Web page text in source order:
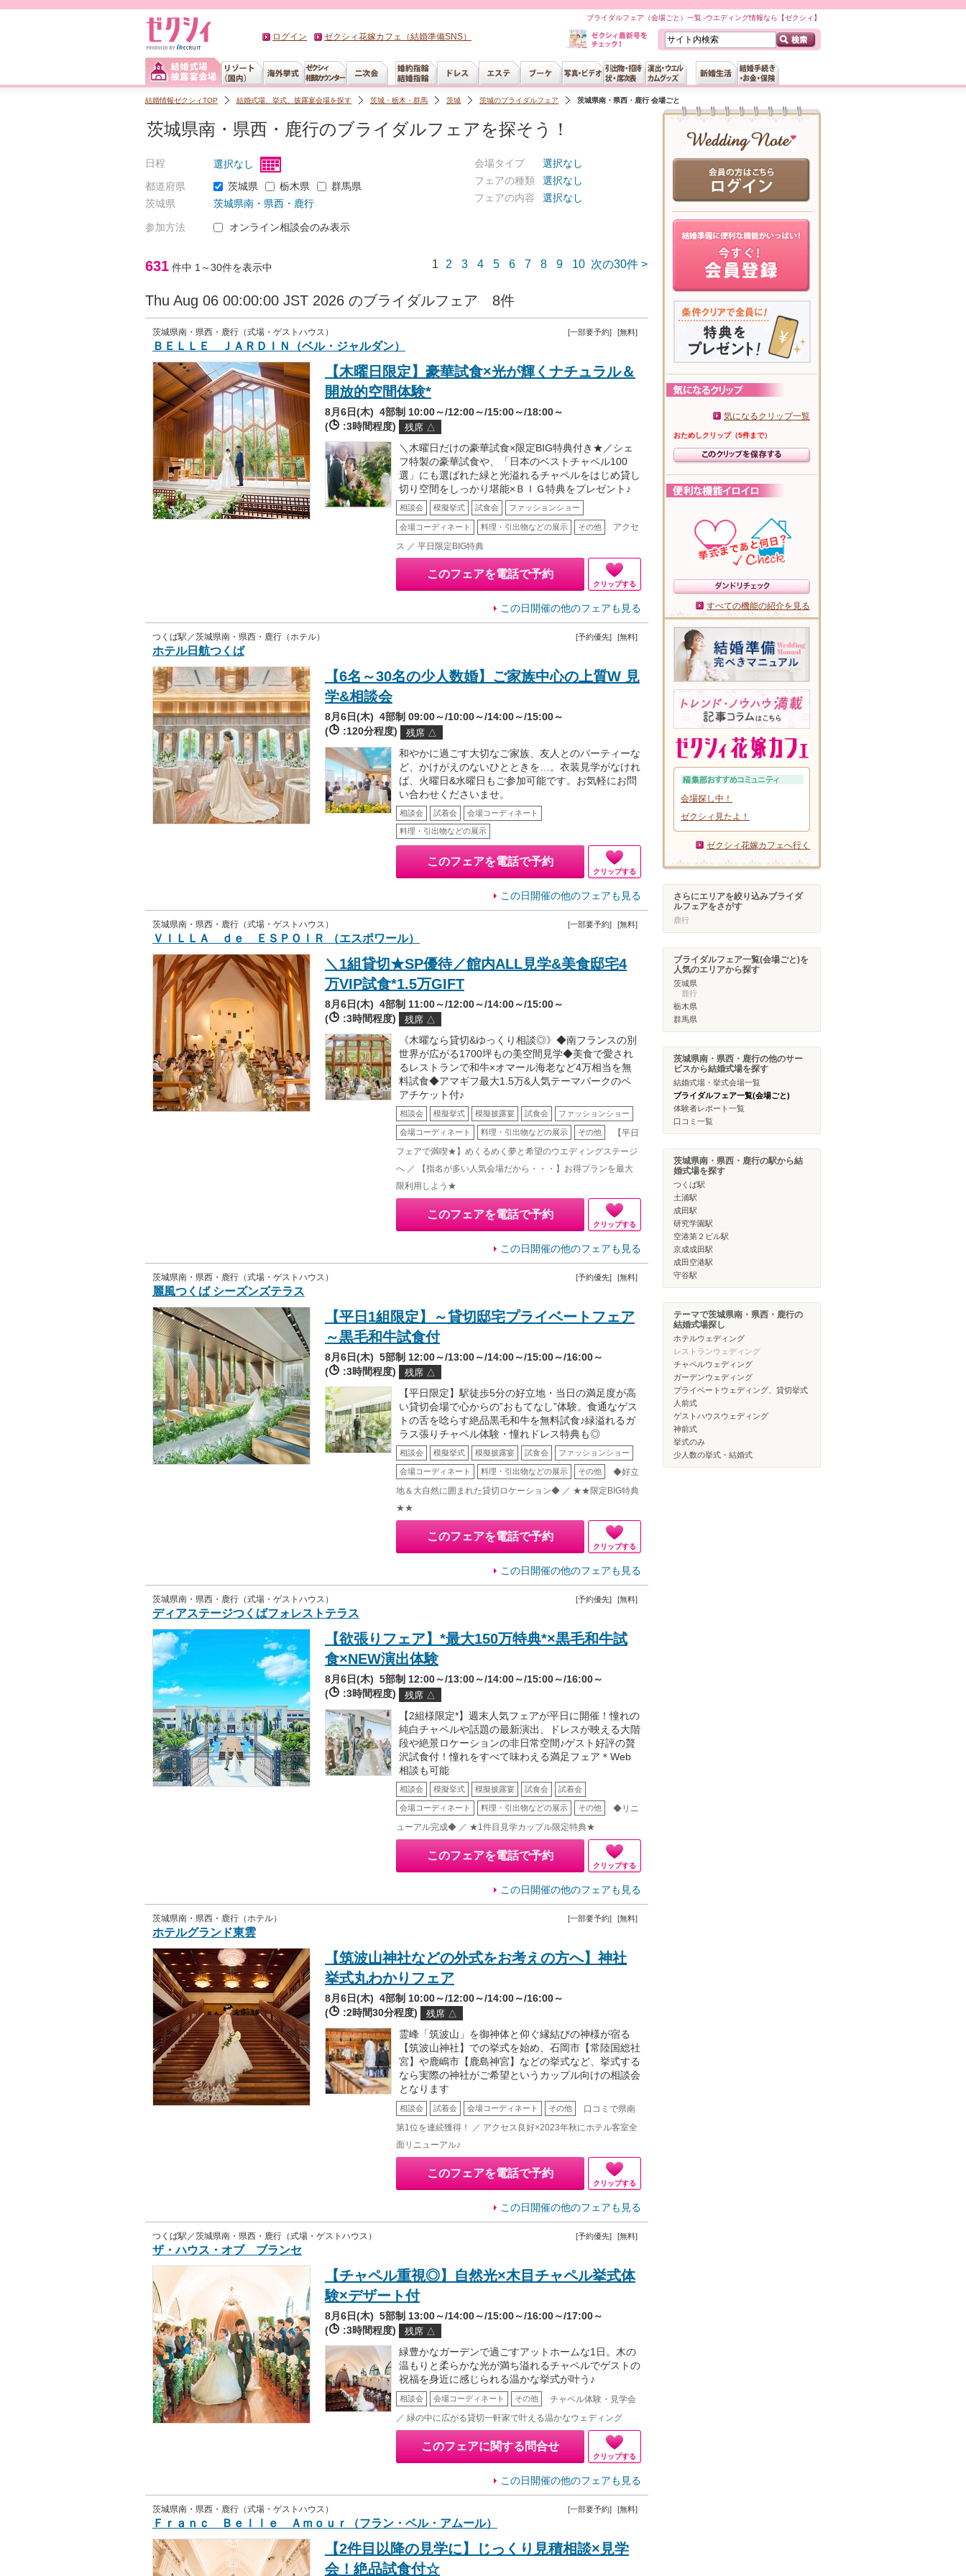
ブライダルフェア（会場ごと）一覧 -ウエディング情報なら【ゼクシィ】
ログイン ゼクシィ花嫁カフェ（結婚準備SNS）
結婚情報ゼクシィTOP 結婚式場、挙式、披露宴会場を探す 茨城・栃木・群馬 茨城 茨城のブライダルフェア 茨城県南・県西・鹿行 会場ごと
茨城県南・県西・鹿行のブライダルフェアを探そう！
日程
選択なし
都道府県
茨城県 栃木県
群馬県
茨城県
茨城県南・県西・鹿行
参加方法 オンライン相談会のみ表示
会場タイプ
選択なし
フェアの種類
選択なし
フェアの内容
選択なし
631 件中 1～30件を表示中 1 2 3 4 5 6 7 8 9 10 次の30件 >
Thu Aug 06 00:00:00 JST 2026 のブライダルフェア 8件
茨城県南・県西・鹿行（式場・ゲストハウス） [一部要予約] [無料]
ＢＥＬＬＥ ＪＡＲＤＩＮ（ベル・ジャルダン）
【木曜日限定】豪華試食×光が輝くナチュラル＆
開放的空間体験*
8月6日(木) 4部制 10:00～/12:00～/15:00～/18:00～
(
:3時間程度) 残席 △
＼木曜日だけの豪華試食×限定BIG特典付き★／シェ
フ特製の豪華試食や、「日本のベストチャペル100
選」にも選ばれた緑と光溢れるチャペルをはじめ貸し
切り空間をしっかり堪能×ＢＩＧ特典をプレゼント♪
相談会 模擬挙式 試食会 ファッションショー
会場コーディネート 料理・引出物などの展示 その他
アクセ
ス ／ 平日限定BIG特典
クリップする
このフェアを電話で予約
この日開催の他のフェアも見る
つくば駅／茨城県南・県西・鹿行（ホテル） [予約優先] [無料]
ホテル日航つくば
【6名～30名の少人数婚】ご家族中心の上質W 見
学&相談会
8月6日(木) 4部制 09:00～/10:00～/14:00～/15:00～
(
:120分程度) 残席 △
和やかに過ごす大切なご家族、友人とのパーティーな
ど、かけがえのないひとときを…。衣装見学がなけれ
ば、火曜日&水曜日もご参加可能です。お気軽にお問
い合わせくださいませ。
相談会 試着会 会場コーディネート
料理・引出物などの展示
クリップする
このフェアを電話で予約
この日開催の他のフェアも見る
茨城県南・県西・鹿行（式場・ゲストハウス） [一部要予約] [無料]
ＶＩＬＬＡ ｄｅ ＥＳＰＯＩＲ （エスポワール）
＼1組貸切★SP優待／館内ALL見学&美食邸宅4
万VIP試食*1.5万GIFT
8月6日(木) 4部制 11:00～/12:00～/14:00～/15:00～
(
:3時間程度) 残席 △
《木曜なら貸切&ゆっくり相談◎》◆南フランスの別
世界が広がる1700坪もの美空間見学◆美食で愛され
るレストランで和牛×オマール海老など4万相当を無
料試食◆アマギフ最大1.5万&人気テーマパークのペ
アチケット付♪
相談会 模擬挙式 模擬披露宴 試食会 ファッションショー
会場コーディネート 料理・引出物などの展示 その他
【平日
フェアで満喫★】めくるめく夢と希望のウエディングステージ
へ ／ 【指名が多い人気会場だから・・・】お得プランを最大
限利用しよう★
クリップする
このフェアを電話で予約
この日開催の他のフェアも見る
茨城県南・県西・鹿行（式場・ゲストハウス） [予約優先] [無料]
麗風つくば シーズンズテラス
【平日1組限定】～貸切邸宅プライベートフェア
～黒毛和牛試食付
8月6日(木) 5部制 12:00～/13:00～/14:00～/15:00～/16:00～
(
:3時間程度) 残席 △
【平日限定】駅徒歩5分の好立地・当日の満足度が高
い貸切会場で心からの”おもてなし”体験。食通なゲス
トの舌を唸らす絶品黒毛和牛を無料試食♪緑溢れるガ
ラス張りチャペル体験・憧れドレス特典も◎
相談会 模擬挙式 模擬披露宴 試食会 ファッションショー
会場コーディネート 料理・引出物などの展示 その他
◆好立
地＆大自然に囲まれた貸切ロケーション◆ ／ ★★限定BIG特典
★★
クリップする
このフェアを電話で予約
この日開催の他のフェアも見る
茨城県南・県西・鹿行（式場・ゲストハウス） [予約優先] [無料]
ディアステージつくばフォレストテラス
【欲張りフェア】*最大150万特典*×黒毛和牛試
食×NEW演出体験
8月6日(木) 5部制 12:00～/13:00～/14:00～/15:00～/16:00～
(
:3時間程度) 残席 △
【2組様限定*】週末人気フェアが平日に開催！憧れの
純白チャペルや話題の最新演出、ドレスが映える大階
段や絶景ロケーションの非日常空間♪ゲスト好評の贅
沢試食付！憧れをすべて味わえる満足フェア＊Web
相談も可能
相談会 模擬挙式 模擬披露宴 試食会 試着会
会場コーディネート 料理・引出物などの展示 その他
◆リニ
ューアル完成◆ ／ ★1件目見学カップル限定特典★
クリップする
このフェアを電話で予約
この日開催の他のフェアも見る
茨城県南・県西・鹿行（ホテル） [一部要予約] [無料]
ホテルグランド東雲
【筑波山神社などの外式をお考えの方へ】神社
挙式丸わかりフェア
8月6日(木) 4部制 10:00～/12:00～/14:00～/16:00～
(
:2時間30分程度) 残席 △
霊峰「筑波山」を御神体と仰ぐ縁結びの神様が宿る
【筑波山神社】での挙式を始め、石岡市【常陸国総社
宮】や鹿嶋市【鹿島神宮】などの挙式など、挙式する
なら実際の神社がご希望というカップル向けの相談会
となります
相談会 試着会 会場コーディネート その他
口コミで県南
第1位を連続獲得！ ／ アクセス良好×2023年秋にホテル客室全
面リニューアル♪
クリップする
このフェアを電話で予約
この日開催の他のフェアも見る
つくば駅／茨城県南・県西・鹿行（式場・ゲストハウス） [予約優先] [無料]
ザ・ハウス・オブ ブランセ
【チャペル重視◎】自然光×木目チャペル挙式体
験×デザート付
8月6日(木) 5部制 13:00～/14:00～/15:00～/16:00～/17:00～
(
:3時間程度) 残席 △
緑豊かなガーデンで過ごすアットホームな1日。木の
温もりと柔らかな光が満ち溢れるチャペルでゲストの
祝福を身近に感じられる温かな挙式が叶う♪
相談会 会場コーディネート その他
チャペル体験・見学会
／ 緑の中に広がる貸切一軒家で叶える温かなウェディング
クリップする
このフェアに関する問合せ
この日開催の他のフェアも見る
茨城県南・県西・鹿行（式場・ゲストハウス） [一部要予約] [無料]
Ｆｒａｎｃ Ｂｅｌｌｅ Ａｍｏｕｒ（フラン・ベル・アムール）
【2件目以降の見学に】じっくり見積相談×見学
会！絶品試食付☆
気になるクリップ一覧
おためしクリップ（5件まで）
すべての機能の紹介を見る
会場探し中！
ゼクシィ見たよ！
ゼクシィ花嫁カフェへ行く
さらにエリアを絞り込みブライダ
ルフェアをさがす
鹿行
ブライダルフェア一覧(会場ごと)を
人気のエリアから探す
茨城県
鹿行
栃木県
群馬県
茨城県南・県西・鹿行の他のサー
ビスから結婚式場を探す
結婚式場・挙式会場一覧
ブライダルフェア一覧(会場ごと)
体験者レポート一覧
口コミ一覧
茨城県南・県西・鹿行の駅から結
婚式場を探す
つくば駅
土浦駅
成田駅
研究学園駅
空港第２ビル駅
京成成田駅
成田空港駅
守谷駅
テーマで茨城県南・県西・鹿行の
結婚式場探し
ホテルウェディング
レストランウェディング
チャペルウェディング
ガーデンウェディング
プライベートウェディング、貸切挙式
人前式
ゲストハウスウェディング
神前式
挙式のみ
少人数の挙式・結婚式